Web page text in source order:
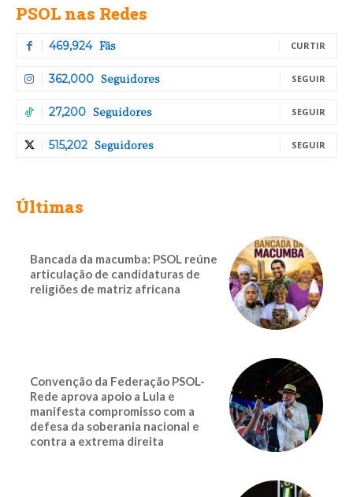
PSOL nas Redes
469,924 Fãs CURTIR
362,000 Seguidores SEGUIR
27,200 Seguidores SEGUIR
515,202 Seguidores SEGUIR
Últimas
Bancada da macumba: PSOL reúne
articulação de candidaturas de
religiões de matriz africana
Convenção da Federação PSOL-
Rede aprova apoio a Lula e
manifesta compromisso com a
defesa da soberania nacional e
contra a extrema direita